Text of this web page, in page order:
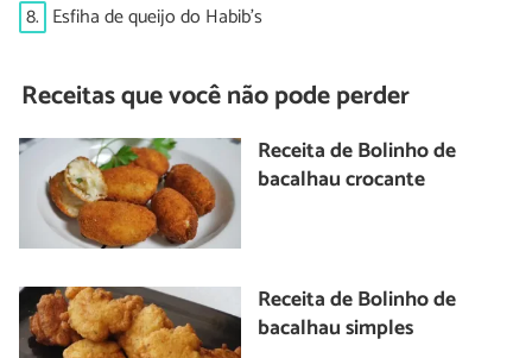
8. Esfiha de queijo do Habib's
Receitas que você não pode perder
Receita de Bolinho de
bacalhau crocante
Receita de Bolinho de
bacalhau simples